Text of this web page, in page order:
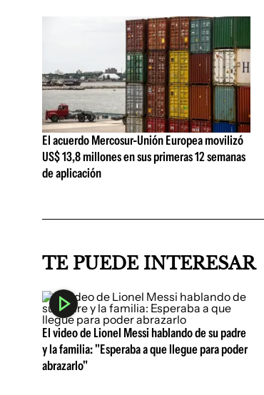
El acuerdo Mercosur-Unión Europea movilizó
US$ 13,8 millones en sus primeras 12 semanas
de aplicación
TE PUEDE INTERESAR
El video de Lionel Messi hablando de su padre
y la familia: "Esperaba a que llegue para poder
abrazarlo"